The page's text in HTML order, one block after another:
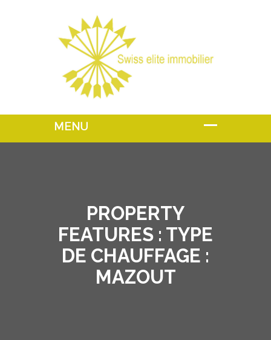
PROPERTY
FEATURES : TYPE
DE CHAUFFAGE :
MAZOUT